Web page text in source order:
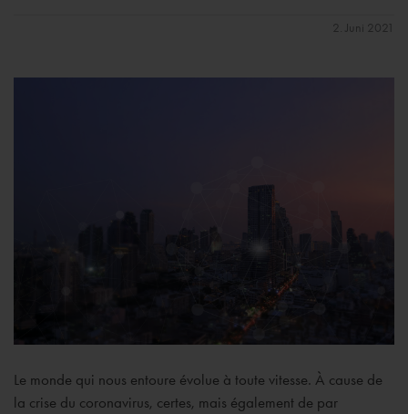
2. Juni 2021
Le monde qui nous entoure évolue à toute vitesse. À cause de
la crise du coronavirus, certes, mais également de par